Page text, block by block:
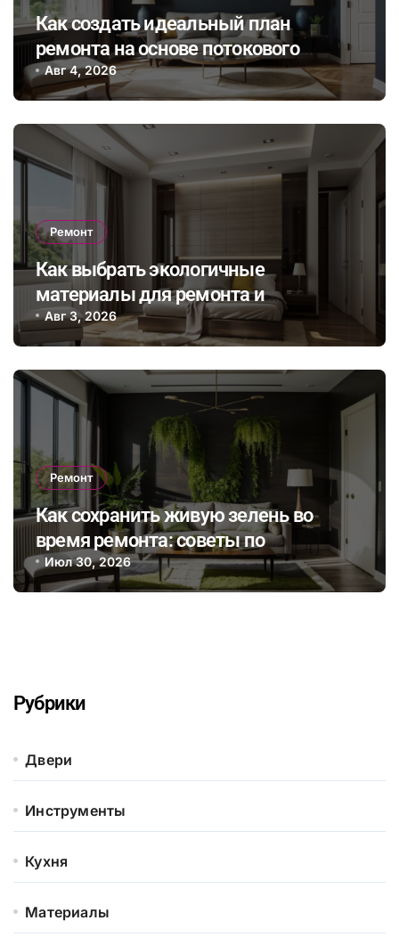
Как создать идеальный план
ремонта на основе потокового
бюджета и гибкого графика работ с
учетом непредвиденных расходов
Авг 4, 2026
Ремонт
Как выбрать экологичные
материалы для ремонта и
сэкономить на энергопотреблении в
будущем
Авг 3, 2026
Ремонт
Как сохранить живую зелень во
время ремонта: советы по
интеграции растений в интерьер и
выбор безопасных отделочных
Июл 30, 2026
Рубрики
Двери
Инструменты
Кухня
Материалы